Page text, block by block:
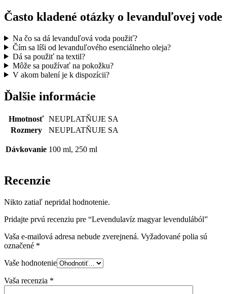
Často kladené otázky o levanduľovej vode
Na čo sa dá levanduľová voda použiť?
Čím sa líši od levanduľového esenciálneho oleja?
Dá sa použiť na textil?
Môže sa používať na pokožku?
V akom balení je k dispozícii?
Ďalšie informácie
Hmotnosť NEUPLATŇUJE SA
Rozmery
NEUPLATŇUJE SA
Dávkovanie 100 ml, 250 ml
Recenzie
Nikto zatiaľ nepridal hodnotenie.
Pridajte prvú recenziu pre “Levendulavíz magyar levendulából”
Vaša e-mailová adresa nebude zverejnená. Vyžadované polia sú
označené *
Vaše hodnotenie
Vaša recenzia *